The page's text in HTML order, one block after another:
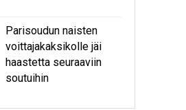
Parisoudun naisten
voittajakaksikolle jäi
haastetta seuraaviin
soutuihin